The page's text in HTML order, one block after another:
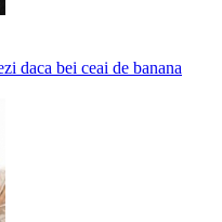
daca bei ceai de banana